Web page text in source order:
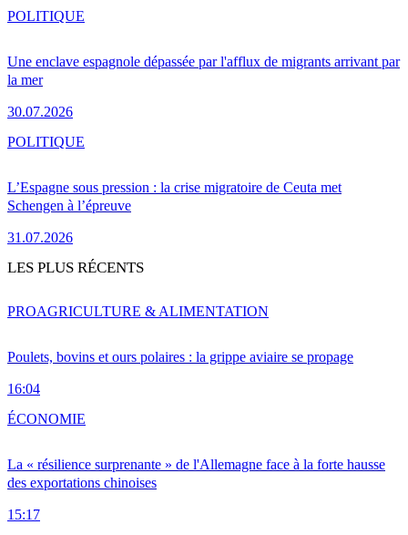
Une enclave espagnole dépassée par l'afflux de migrants arrivant par
la mer
30.07.2026
POLITIQUE
L’Espagne sous pression : la crise migratoire de Ceuta met
Schengen à l’épreuve
31.07.2026
POLITIQUE
LES PLUS RÉCENTS
Poulets, bovins et ours polaires : la grippe aviaire se propage
16:04
PROAGRICULTURE & ALIMENTATION
La « résilience surprenante » de l'Allemagne face à la forte hausse
des exportations chinoises
15:17
ÉCONOMIE